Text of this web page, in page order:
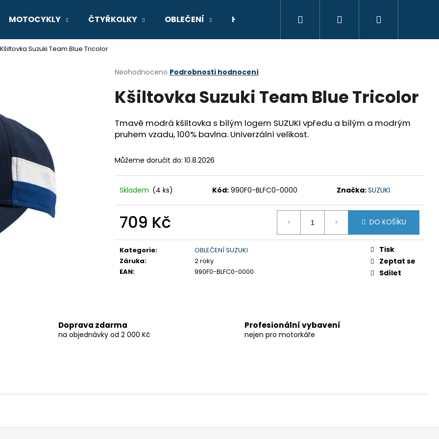
MOTOCYKLY ČTYŘKOLKY OBLEČENÍ HELMY NÁHRADNÍ DÍLY DÁRKOVÝ
Přihlášení
Kšiltovka Suzuki Team Blue Tricolor
Průměrné
produktu
je
z
5
hvězdiček.
Neohodnoceno Podrobnosti hodnocení
Kšiltovka Suzuki Team Blue Tricolor
Tmavě modrá kšiltovka s bílým logem SUZUKI vpředu a bílým a modrým
pruhem vzadu, 100% bavlna. Univerzální velikost.
Můžeme doručit do: 10.8.2026
Skladem (4 ks) Kód: 990F0-BLFC0-0000 Značka:SUZUKI
709 Kč
cena:
DO KOŠÍKU
Kategorie:
OBLEČENÍ SUZUKI
Záruka:
2 roky
EAN: 990F0-BLFC0-0000
Tisk
Zeptat se
Sdílet
Doprava zdarma
na objednávky od 2 000 Kč
Profesionální vybavení
nejen pro motorkáře
Co potřebujete najít?
HLEDAT
Doporučujeme
GSX-8R
900 Kč
259 900 Kč